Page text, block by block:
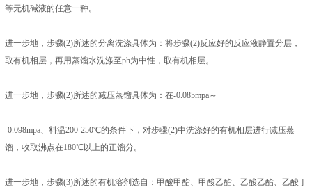
等无机碱液的任意一种。
进一步地，步骤(2)所述的分离洗涤具体为：将步骤(2)反应好的反应液静置分层，
取有机相层，再用蒸馏水洗涤至ph为中性，取有机相层。
进一步地，步骤(2)所述的减压蒸馏具体为：在-0.085mpa～
-0.098mpa、料温200-250℃的条件下，对步骤(2)中洗涤好的有机相层进行减压蒸
馏，收取沸点在180℃以上的正馏分。
进一步地，步骤(3)所述的有机溶剂选自：甲酸甲酯、甲酸乙酯、乙酸乙酯、乙酸丁